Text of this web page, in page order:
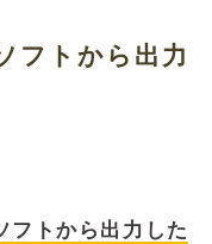
フトから出力
フトから出力した